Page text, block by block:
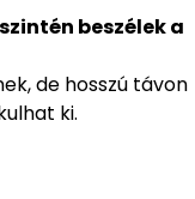
beszélek a
de hosszú távon
ki.